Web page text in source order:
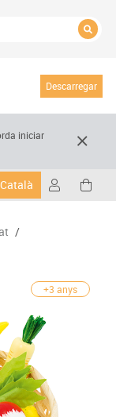
Descarregar
iniciar
Català
/
+3 anys